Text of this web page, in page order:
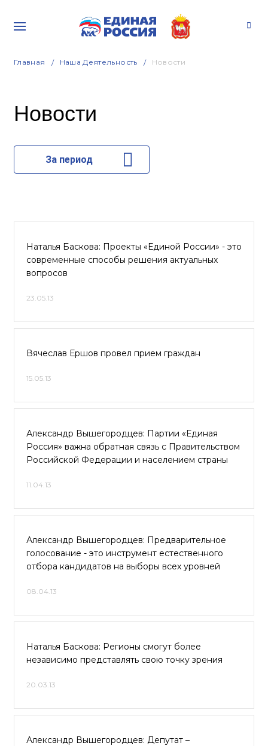
Главная Наша Деятельность Новости
Новости
За период
Наталья Баскова: Проекты «Единой России» - это
современные способы решения актуальных
вопросов
23.05.13
Вячеслав Ершов провел прием граждан
15.05.13
Александр Вышегородцев: Партии «Единая
Россия» важна обратная связь с Правительством
Российской Федерации и населением страны
11.04.13
Александр Вышегородцев: Предварительное
голосование - это инструмент естественного
отбора кандидатов на выборы всех уровней
08.04.13
Наталья Баскова: Регионы смогут более
независимо представлять свою точку зрения
20.03.13
Александр Вышегородцев: Депутат –